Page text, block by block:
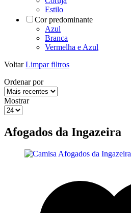
Estilo
Cor predominante
Azul
Branca
Vermelha e Azul
Voltar Limpar filtros
Ordenar por
Mostrar
Afogados da Ingazeira